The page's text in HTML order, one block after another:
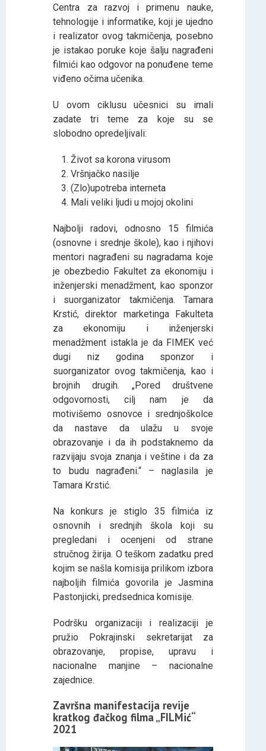
Centra za razvoj i primenu nauke,
tehnologije i informatike, koji je ujedno
i realizator ovog takmičenja, posebno
je istakao poruke koje šalјu nagrađeni
filmići kao odgovor na ponuđene teme
viđeno očima učenika.
U ovom ciklusu učesnici su imali
zadate tri teme za koje su se
slobodno opredelјivali:
Život sa korona virusom
Vršnjačko nasilje
(Zlo)upotreba interneta
Mali veliki ljudi u mojoj okolini
Najbolјi radovi, odnosno 15 filmića
(osnovne i srednje škole), kao i njihovi
mentori nagrađeni su nagradama koje
je obezbedio Fakultet za ekonomiju i
inženjerski menadžment, kao sponzor
i suorganizator takmičenja. Tamara
Krstić, direktor marketinga Fakulteta
za ekonomiju i inženjerski
menadžment istakla je da FIMEK već
dugi niz godina sponzor i
suorganizator ovog takmičenja, kao i
brojnih drugih. „Pored društvene
odgovornosti, cilj nam je da
motivišemo osnovce i srednjoškolce
da nastave da ulažu u svoje
obrazovanje i da ih podstaknemo da
razvijaju svoja znanja i veštine i da za
to budu nagrađeni.“ – naglasila je
Tamara Krstić.
Na konkurs je stiglo 35 filmića iz
osnovnih i srednjih škola koji su
pregledani i ocenjeni od strane
stručnog žirija. O teškom zadatku pred
kojim se našla komisija prilikom izbora
najboljih filmića govorila je Jasmina
Pastonjicki, predsednica komisije.
Podršku organizaciji i realizaciji je
pružio Pokrajinski sekretarijat za
obrazovanje, propise, upravu i
nacionalne manjine – nacionalne
zajednice.
Završna manifestacija revije
kratkog đačkog filma „FILMić“
2021